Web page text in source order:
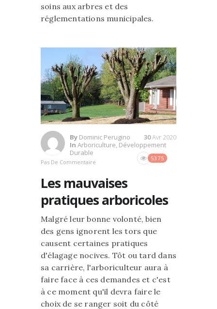
soins aux arbres et des
réglementations municipales.
By Dominic Perugino
In Arboriculture Développement
Durable
Pas De Commentaire
5375
30Avr 2020
Les mauvaises
pratiques arboricoles
Malgré leur bonne volonté, bien
des gens ignorent les tors que
causent certaines pratiques
d'élagage nocives. Tôt ou tard dans
sa carrière, l'arboriculteur aura à
faire face à ces demandes et c'est
à ce moment qu'il devra faire le
choix de se ranger soit du côté